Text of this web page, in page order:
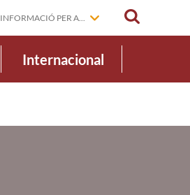
INFORMACIÓ PER A...
Internacional